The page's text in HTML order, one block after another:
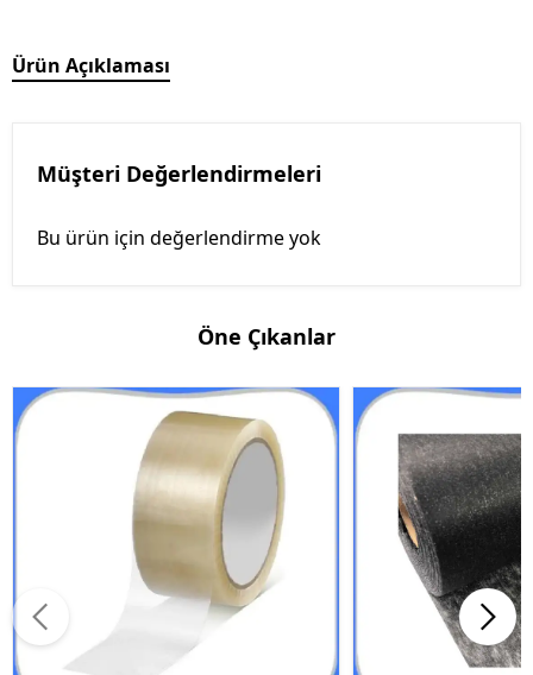
Ürün Açıklaması
Müşteri Değerlendirmeleri
Bu ürün için değerlendirme yok
Öne Çıkanlar